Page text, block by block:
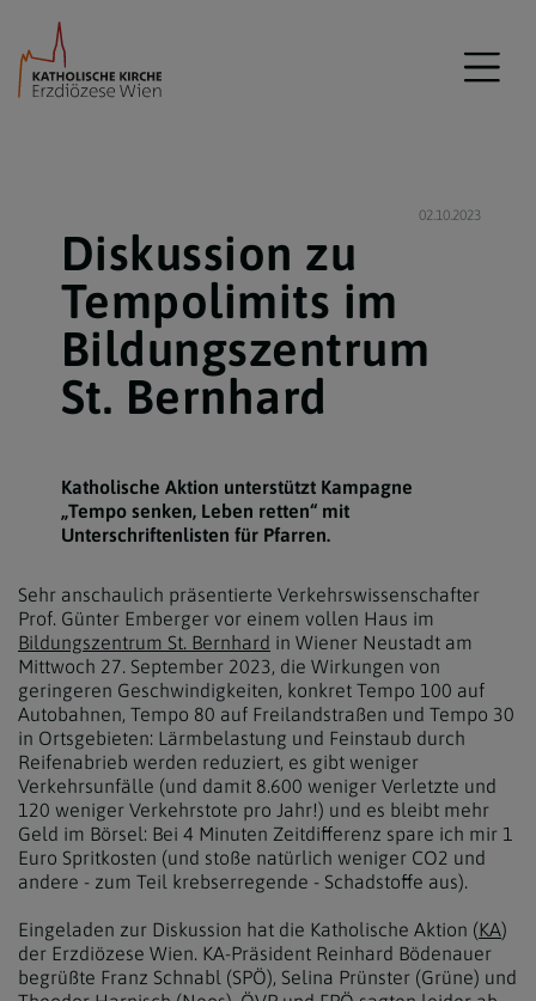
02.10.2023
Diskussion zu
Tempolimits im
Bildungszentrum
St. Bernhard
Katholische Aktion unterstützt Kampagne
„Tempo senken, Leben retten“ mit
Unterschriftenlisten für Pfarren.
Sehr anschaulich präsentierte Verkehrswissenschafter
Prof. Günter Emberger vor einem vollen Haus im
Bildungszentrum St. Bernhard in Wiener Neustadt am
Mittwoch 27. September 2023, die Wirkungen von
geringeren Geschwindigkeiten, konkret Tempo 100 auf
Autobahnen, Tempo 80 auf Freilandstraßen und Tempo 30
in Ortsgebieten: Lärmbelastung und Feinstaub durch
Reifenabrieb werden reduziert, es gibt weniger
Verkehrsunfälle (und damit 8.600 weniger Verletzte und
120 weniger Verkehrstote pro Jahr!) und es bleibt mehr
Geld im Börsel: Bei 4 Minuten Zeitdifferenz spare ich mir 1
Euro Spritkosten (und stoße natürlich weniger CO2 und
andere - zum Teil krebserregende - Schadstoffe aus).
Eingeladen zur Diskussion hat die Katholische Aktion (KA)
der Erzdiözese Wien. KA-Präsident Reinhard Bödenauer
begrüßte Franz Schnabl (SPÖ), Selina Prünster (Grüne) und